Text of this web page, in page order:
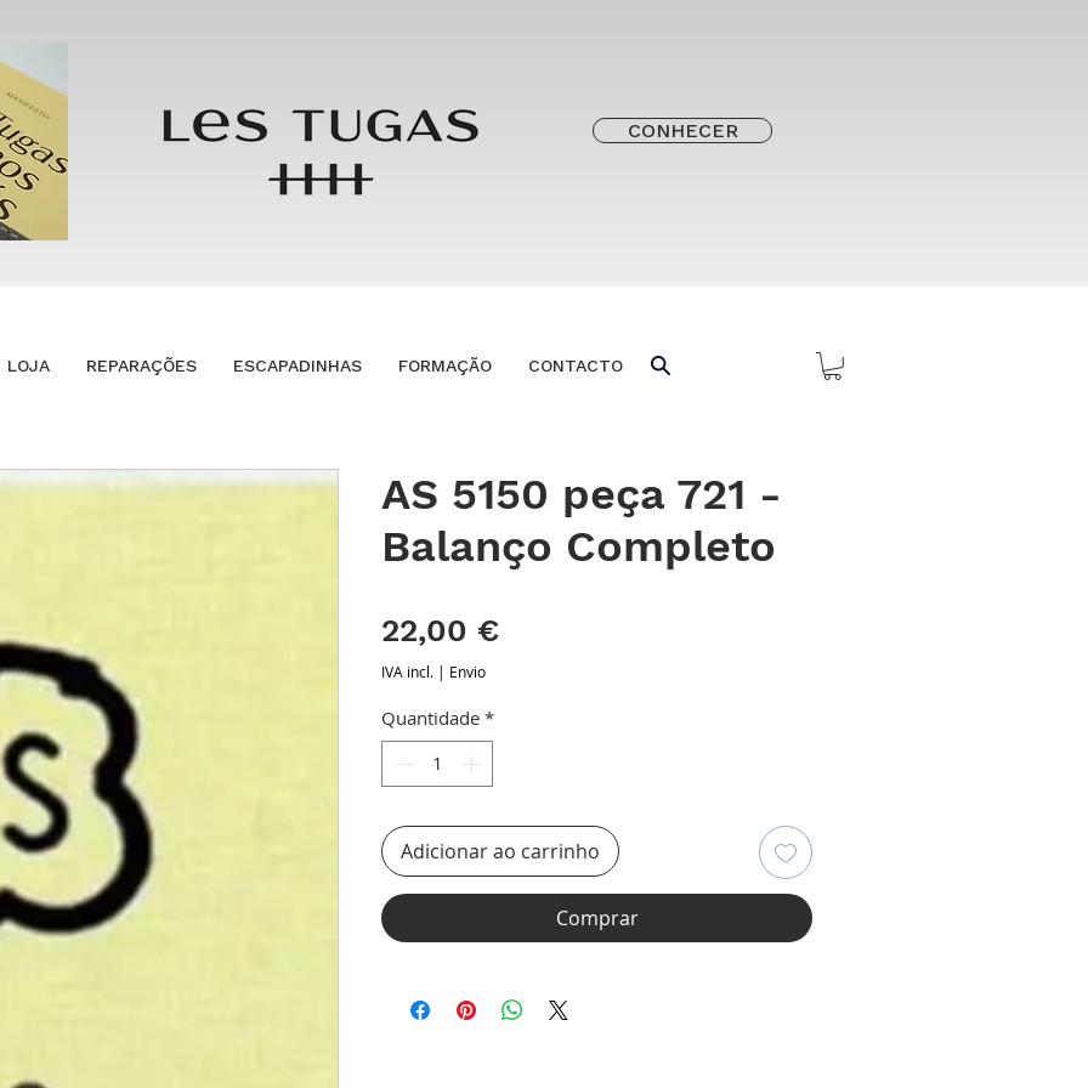
CONHECER
LOJA REPARAÇÕES ESCAPADINHAS FORMAÇÃO CONTACTO
AS 5150 peça 721 -
Balanço Completo
22,00 €Preço
IVA incl. | Envio
Quantidade *
Adicionar ao carrinho
Comprar